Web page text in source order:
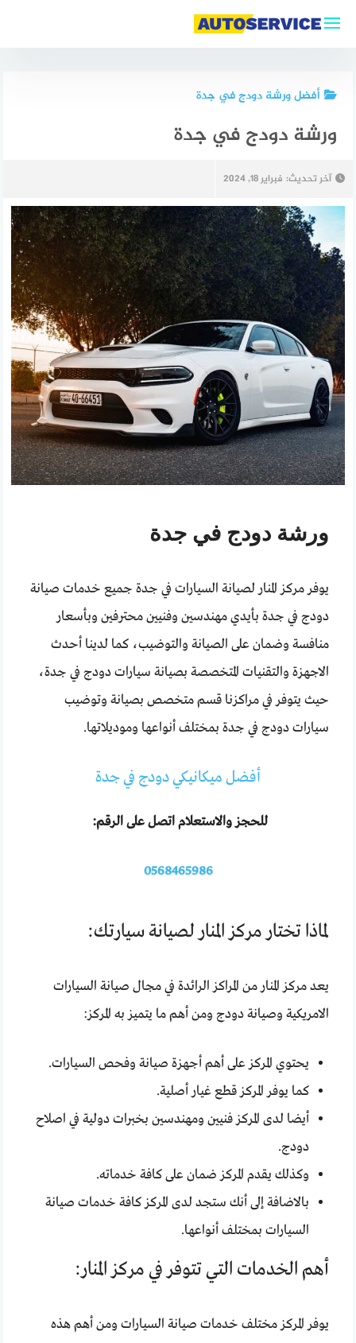
أفضل ورشة دودج في جدة
ورشة دودج في جدة
آخر تحديث: فبراير 18, 2024
ورشة دودج في جدة
يوفر مركز المنار لصيانة السيارات في جدة جميع خدمات صيانة
دودج في جدة بأيدي مهندسين وفنيين محترفين وبأسعار
منافسة وضمان على الصيانة والتوضيب، كما لدينا أحدث
الاجهزة والتقنيات المتخصصة بصيانة سيارات دودج في جدة،
حيث يتوفر في مراكزنا قسم متخصص بصيانة وتوضيب
سيارات دودج في جدة بمختلف أنواعها وموديلاتها.
أفضل ميكانيكي دودج في جدة
للحجز والاستعلام اتصل على الرقم:
0568465986
لماذا تختار مركز المنار لصيانة سيارتك:
يعد مركز المنار من المراكز الرائدة في مجال صيانة السيارات
الامريكية وصيانة دودج ومن أهم ما يتميز به المركز:
يحتوي المركز على أهم أجهزة صيانة وفحص السيارات.
كما يوفر المركز قطع غيار أصلية.
أيضا لدى المركز فنيين ومهندسين بخبرات دولية في اصلاح
دودج.
وكذلك يقدم المركز ضمان على كافة خدماته.
بالاضافة إلى أنك ستجد لدى المركز كافة خدمات صيانة
السيارات بمختلف أنواعها.
أهم الخدمات التي تتوفر في مركز المنار:
يوفر المركز مختلف خدمات صيانة السيارات ومن أهم هذه